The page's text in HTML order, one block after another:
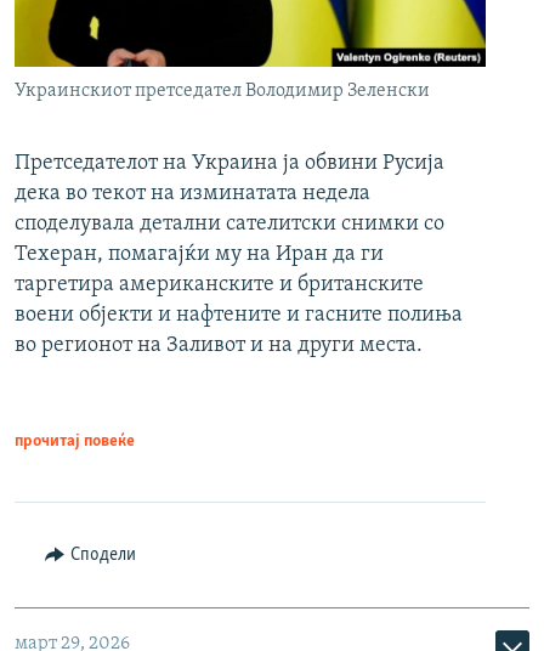
Украинскиот претседател Володимир Зеленски
Претседателот на Украина ја обвини Русија
дека во текот на изминатата недела
споделувала детални сателитски снимки со
Техеран, помагајќи му на Иран да ги
таргетира американските и британските
воени објекти и нафтените и гасните полиња
во регионот на Заливот и на други места.
прочитај повеќе
Сподели
март 29, 2026